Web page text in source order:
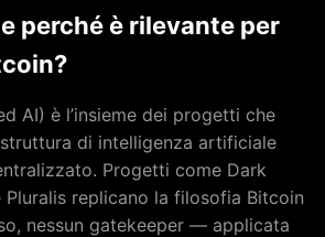
e perché è rilevante per
AI) è l’insieme dei progetti che
di intelligenza artificiale
Progetti come Dark
Pluralis replicano la filosofia Bitcoin
nessun gatekeeper — applicata